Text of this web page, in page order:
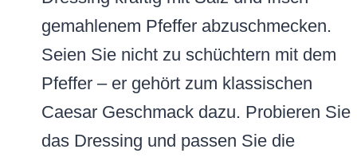
gemahlenem Pfeffer abzuschmecken.
Seien Sie nicht zu schüchtern mit dem
Pfeffer – er gehört zum klassischen
Caesar Geschmack dazu. Probieren Sie
das Dressing und passen Sie die